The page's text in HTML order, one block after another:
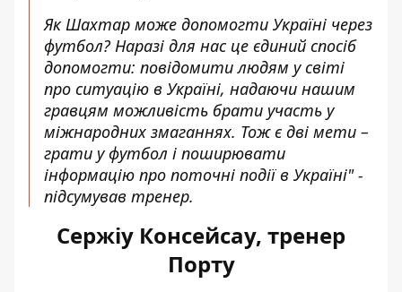
Як Шахтар може допомогти Україні через
футбол? Наразі для нас це єдиний спосіб
допомогти: повідомити людям у світі
про ситуацію в Україні, надаючи нашим
гравцям можливість брати участь у
міжнародних змаганнях. Тож є дві мети –
грати у футбол і поширювати
інформацію про поточні події в Україні" -
підсумував тренер.
Сержіу Консейсау, тренер
Порту